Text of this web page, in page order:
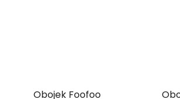
Obojek Foofoo